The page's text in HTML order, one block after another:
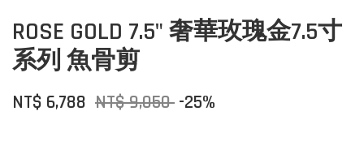
ROSE GOLD 7.5" 奢華玫瑰金7.5寸
系列 魚骨剪
NT$ 6,788 NT$ 9,050 -25%